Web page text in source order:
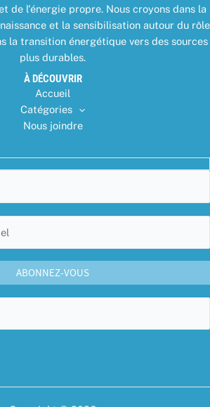
de l'énergie propre. Nous croyons dans la
et la sensibilisation autour du rôle
la transition énergétique vers des sources
plus durables.
À DÉCOUVRIR
Accueil
Catégories
Nous joindre